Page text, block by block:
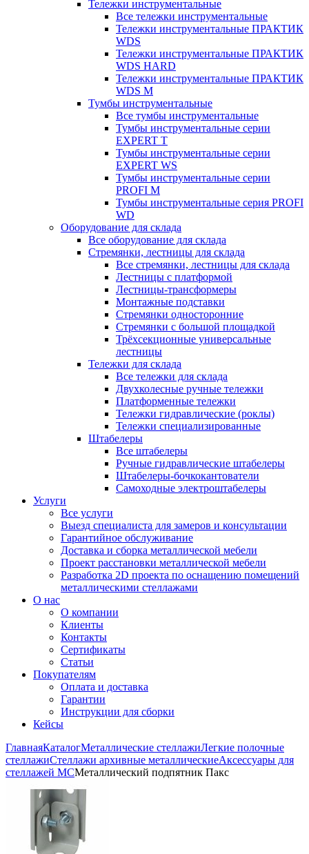
Тележки инструментальные
Все тележки инструментальные
Тележки инструментальные ПРАКТИК
WDS
Тележки инструментальные ПРАКТИК
WDS HARD
Тележки инструментальные ПРАКТИК
WDS M
Тумбы инструментальные
Все тумбы инструментальные
Тумбы инструментальные серии
EXPERT T
Тумбы инструментальные серии
EXPERT WS
Тумбы инструментальные серии
PROFI M
Тумбы инструментальные серия PROFI
WD
Оборудование для склада
Все оборудование для склада
Стремянки, лестницы для склада
Все стремянки, лестницы для склада
Лестницы с платформой
Лестницы-трансформеры
Монтажные подставки
Стремянки односторонние
Стремянки с большой площадкой
Трёхсекционные универсальные
лестницы
Тележки для склада
Все тележки для склада
Двухколесные ручные тележки
Платформенные тележки
Тележки гидравлические (роклы)
Тележки специализированные
Штабелеры
Все штабелеры
Ручные гидравлические штабелеры
Штабелеры-бочкокантователи
Самоходные электроштабелеры
Услуги
Все услуги
Выезд специалиста для замеров и консультации
Гарантийное обслуживание
Доставка и сборка металлической мебели
Проект расстановки металлической мебели
Разработка 2D проекта по оснащению помещений
металлическими стеллажами
О нас
О компании
Клиенты
Контакты
Сертификаты
Статьи
Покупателям
Оплата и доставка
Гарантии
Инструкции для сборки
Кейсы
ГлавнаяКаталогМеталлические стеллажиЛегкие полочные
стеллажиСтеллажи архивные металлическиеАксессуары для
стеллажей МСМеталлический подпятник Пакс